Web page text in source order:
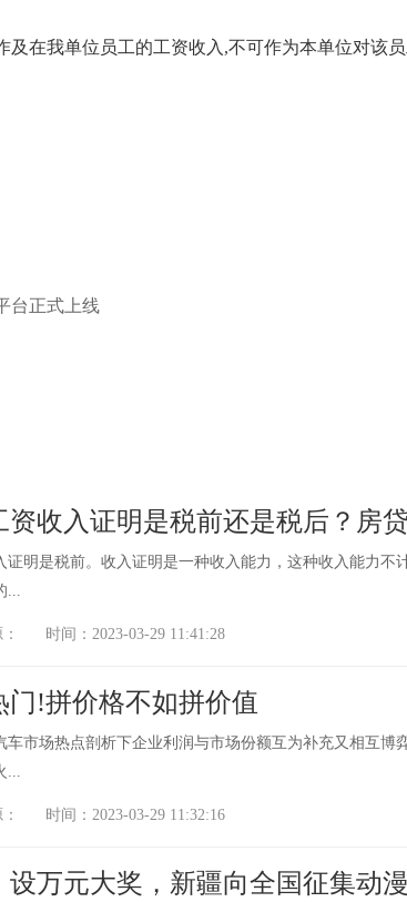
在我单位员工的工资收入,不可作为本单位对该员
台正式上线
资收入证明是税前还是税后？房
证明是税前。收入证明是一种收入能力，这种收入能力不
...
： 时间：2023-03-29 11:41:28
门!拼价格不如拼价值
市场热点剖析下企业利润与市场份额互为补充又相互博
...
： 时间：2023-03-29 11:32:16
设万元大奖，新疆向全国征集动